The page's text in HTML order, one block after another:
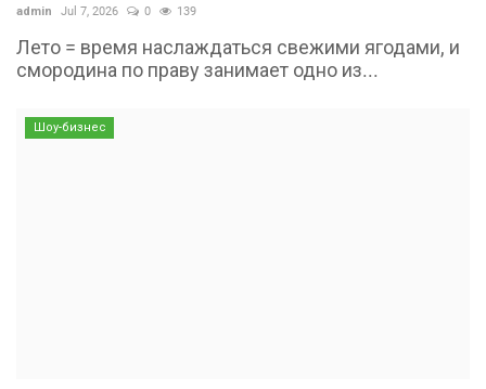
admin Jul 7, 2026 0 139
Лето = время наслаждаться свежими ягодами, и
смородина по праву занимает одно из...
Шоу-бизнес